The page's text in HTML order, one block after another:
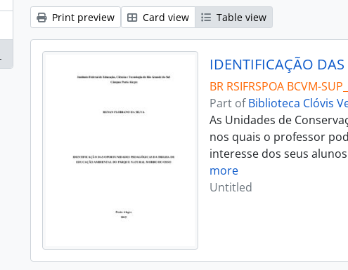
Print preview Card view Table view
BR RSIFRSPOA BCVM-
Part ofBiblioteca Clóvis
As Unidades de
nos quais o professor
interesse dos seus
more
Untitled